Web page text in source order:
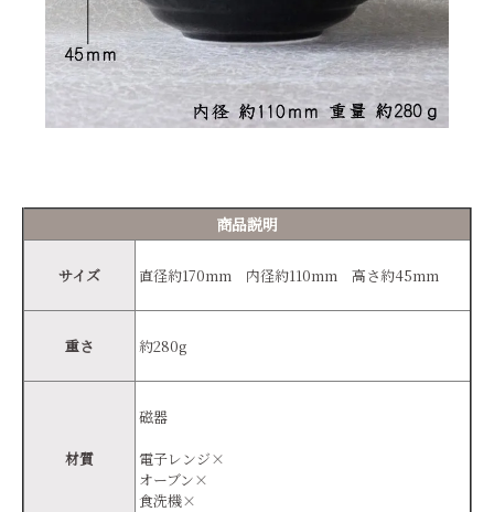
商品説明
サイズ 直径約170mm 内径約110mm 高さ約45mm
重さ 約280g
材質
磁器
電子レンジ×
オーブン×
食洗機×